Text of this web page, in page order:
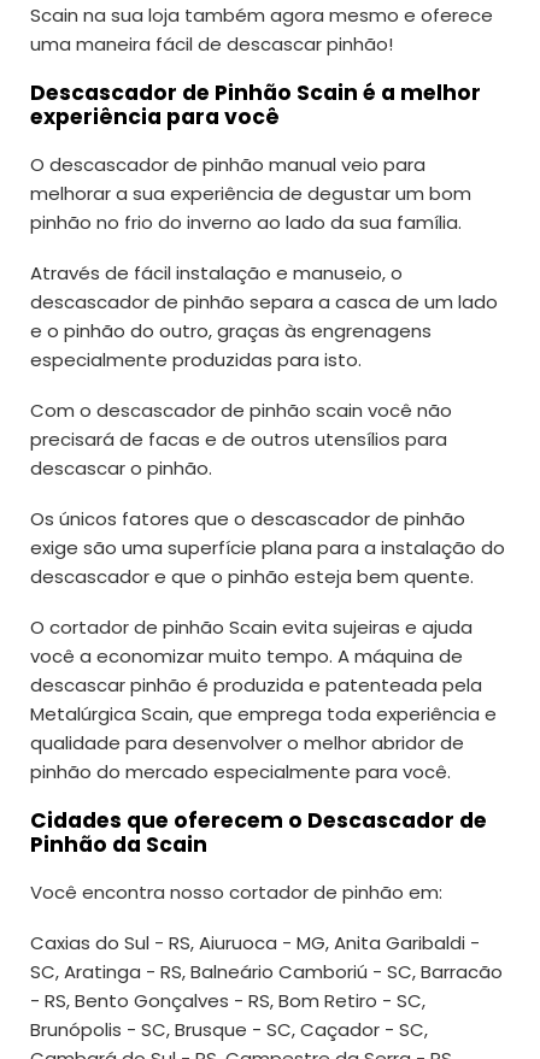
Scain na sua loja também agora mesmo e oferece
uma maneira fácil de descascar pinhão!
Descascador de Pinhão Scain é a melhor
experiência para você
O descascador de pinhão manual veio para
melhorar a sua experiência de degustar um bom
pinhão no frio do inverno ao lado da sua família.
Através de fácil instalação e manuseio, o
descascador de pinhão separa a casca de um lado
e o pinhão do outro, graças às engrenagens
especialmente produzidas para isto.
Com o descascador de pinhão scain você não
precisará de facas e de outros utensílios para
descascar o pinhão.
Os únicos fatores que o descascador de pinhão
exige são uma superfície plana para a instalação do
descascador e que o pinhão esteja bem quente.
O cortador de pinhão Scain evita sujeiras e ajuda
você a economizar muito tempo. A máquina de
descascar pinhão é produzida e patenteada pela
Metalúrgica Scain, que emprega toda experiência e
qualidade para desenvolver o melhor abridor de
pinhão do mercado especialmente para você.
Cidades que oferecem o Descascador de
Pinhão da Scain
Você encontra nosso cortador de pinhão em:
Caxias do Sul - RS, Aiuruoca - MG, Anita Garibaldi -
SC, Aratinga - RS, Balneário Camboriú - SC, Barracão
- RS, Bento Gonçalves - RS, Bom Retiro - SC,
Brunópolis - SC, Brusque - SC, Caçador - SC,